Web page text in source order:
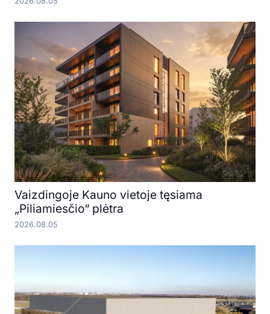
Vaizdingoje Kauno vietoje tęsiama
„Piliamiesčio“ plėtra
2026.08.05